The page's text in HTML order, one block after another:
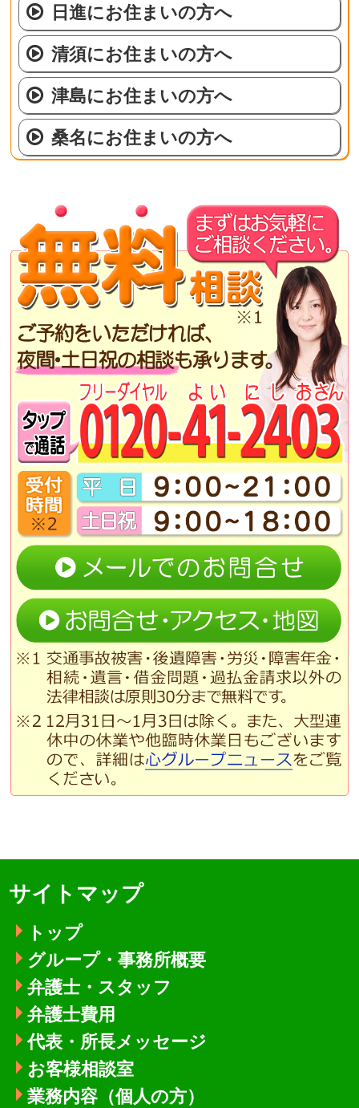
日進にお住まいの方へ
清須にお住まいの方へ
津島にお住まいの方へ
桑名にお住まいの方へ
サイトマップ
トップ
グループ・事務所概要
弁護士・スタッフ
弁護士費用
代表・所長メッセージ
お客様相談室
業務内容（個人の方）